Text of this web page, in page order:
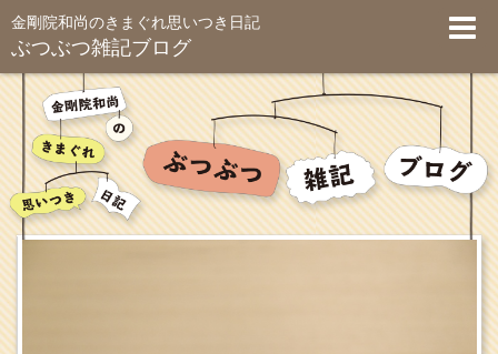
金剛院和尚のきまぐれ思いつき日記
ぶつぶつ雑記ブログ